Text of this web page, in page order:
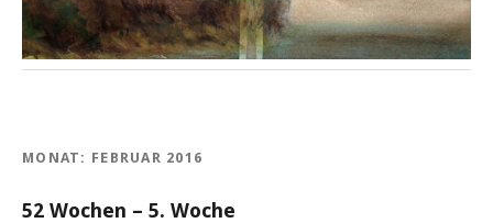
MONAT: FEBRUAR 2016
52 Wochen – 5. Woche